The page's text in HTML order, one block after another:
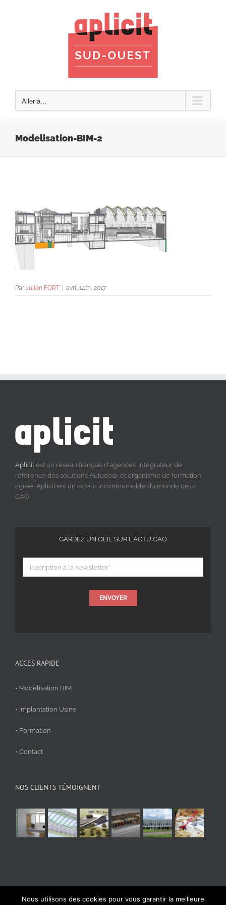
Aller à...
Modelisation-BIM-2
Par Julien FORT avril 14th, 2017
Aplicit est un réseau français d'agences. Intégrateur de
référence des solutions Autodesk et organisme de formation
agréé, Aplicit est un acteur incontournable du monde de la
CAO
GARDEZ UN OEIL SUR L'ACTU CAO
ENVOYER
ACCES RAPIDE
• Modélisation BIM
• Implantation Usine
• Formation
• Contact
NOS CLIENTS TÉMOIGNENT
Nous utilisons des cookies pour vous garantir la meilleure